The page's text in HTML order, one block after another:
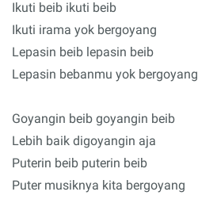
Ikuti beib ikuti beib
Ikuti irama yok bergoyang
Lepasin beib lepasin beib
Lepasin bebanmu yok bergoyang
Goyangin beib goyangin beib
Lebih baik digoyangin aja
Puterin beib puterin beib
Puter musiknya kita bergoyang